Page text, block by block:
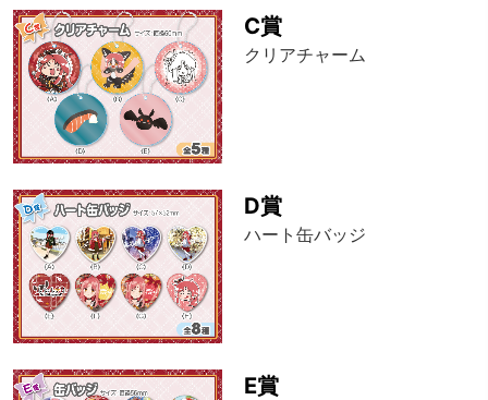
C賞
クリアチャーム
D賞
ハート缶バッジ
E賞